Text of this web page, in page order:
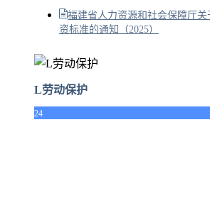
福建省人力资源和社会保障厅
资标准的通知（2025）
L劳动保护
24